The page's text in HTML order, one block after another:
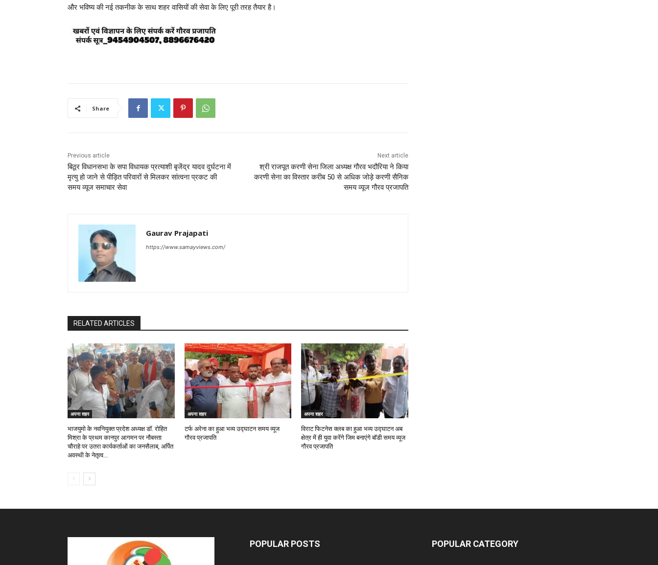
और भविष्य की नई तकनीक के साथ शहर वासियों की सेवा के लिए पूरी तरह तैयार है।
Share
Previous article
बिठूर विधानसभा के सपा विधायक प्रत्याशी बृजेंद्र यादव दुर्घटना में
मृत्यु हो जाने से पीड़ित परिवारों से मिलकर सांत्वना प्रकट की
समय व्यूज समाचार सेवा
Next article
श्री राजपूत करणी सेना जिला अध्यक्ष गौरव भदौरिया ने किया
करणी सेना का विस्तार करीब 50 से अधिक जोड़े करणी सैनिक
समय व्यूज गौरव प्रजापति
Gaurav Prajapati
https://www.samayviews.com/
RELATED ARTICLES
अपना शहर
भाजयुमो के नवनियुक्त प्रदेश अध्यक्ष डॉ. रोहित
मिश्रा के प्रथम कानपुर आगमन पर नौबस्ता
चौराहे पर उतरा कार्यकर्ताओं का जनसैलाब, अर्पित
अवस्थी के नेतृत्व...
अपना शहर
टर्फ अरेना का हुआ भव्य उद्घाटन समय व्यूज
गौरव प्रजापति
अपना शहर
विराट फिटनेस क्लब का हुआ भव्य उद्घाटन अब
क्षेत्र में ही युवा करेंगे जिम बनाएंगे बॉडी समय व्यूज
गौरव प्रजापति
POPULAR POSTS POPULAR CATEGORY